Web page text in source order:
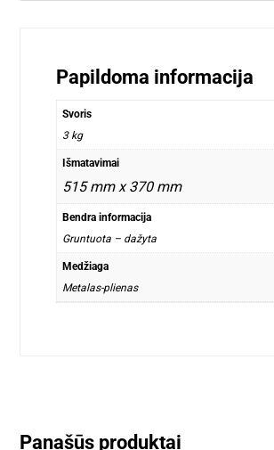
Papildoma informacija
Svoris
3 kg
Išmatavimai
515 mm x 370 mm
Bendra informacija
Gruntuota – dažyta
Medžiaga
Metalas-plienas
Panašūs produktai